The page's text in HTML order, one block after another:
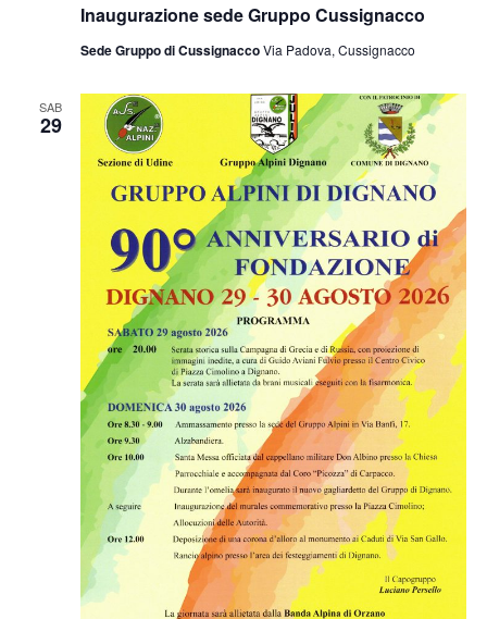
Inaugurazione sede Gruppo Cussignacco
Sede Gruppo di CussignaccoVia Padova, Cussignacco
SAB
29